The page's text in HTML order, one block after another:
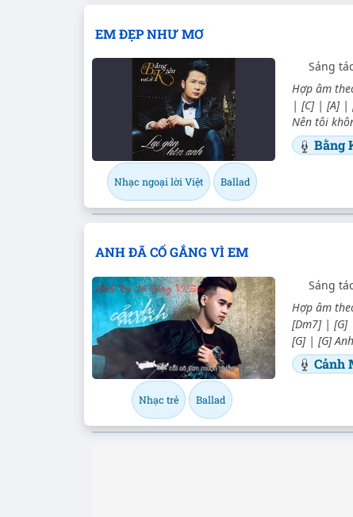
EM ĐẸP NHƯ MƠ
Nhạc ngoại lời Việt Ballad
Sáng
Hợp âm
| [C] | [A] |
Nên tôi
Bằng
ANH ĐÃ CỐ GẮNG VÌ EM
Nhạc trẻ Ballad
Sáng
Hợp âm
[Dm7] |
[G] | [G]
Cảnh